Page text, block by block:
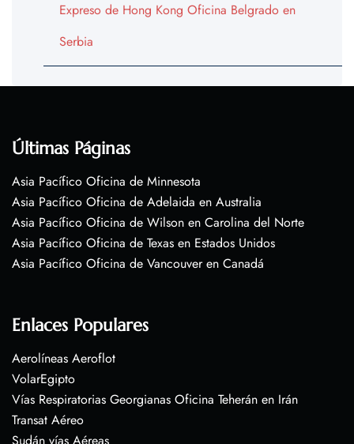
Expreso de Hong Kong Oficina Belgrado en
Serbia
Últimas Páginas
Asia Pacífico Oficina de Minnesota
Asia Pacífico Oficina de Adelaida en Australia
Asia Pacífico Oficina de Wilson en Carolina del Norte
Asia Pacífico Oficina de Texas en Estados Unidos
Asia Pacífico Oficina de Vancouver en Canadá
Enlaces Populares
Aerolíneas Aeroflot
VolarEgipto
Vías Respiratorias Georgianas Oficina Teherán en Irán
Transat Aéreo